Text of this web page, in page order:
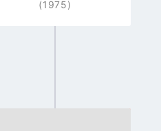
(1975)